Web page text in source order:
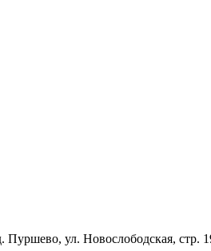
ул. Новослободская,